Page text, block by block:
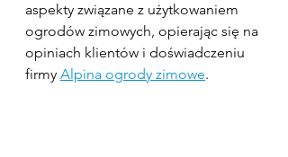
aspekty związane z użytkowaniem
ogrodów zimowych, opierając się na
opiniach klientów i doświadczeniu
firmy Alpina ogrody zimowe.